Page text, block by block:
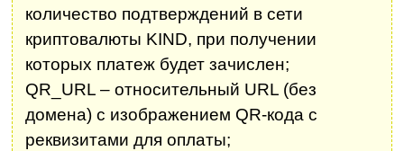
количество подтверждений в сети
криптовалюты KIND, при получении
которых платеж будет зачислен;
QR_URL – относительный URL (без
домена) с изображением QR-кода с
реквизитами для оплаты;